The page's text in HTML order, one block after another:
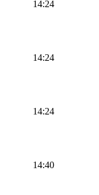
14:24
14:24
14:24
14:40